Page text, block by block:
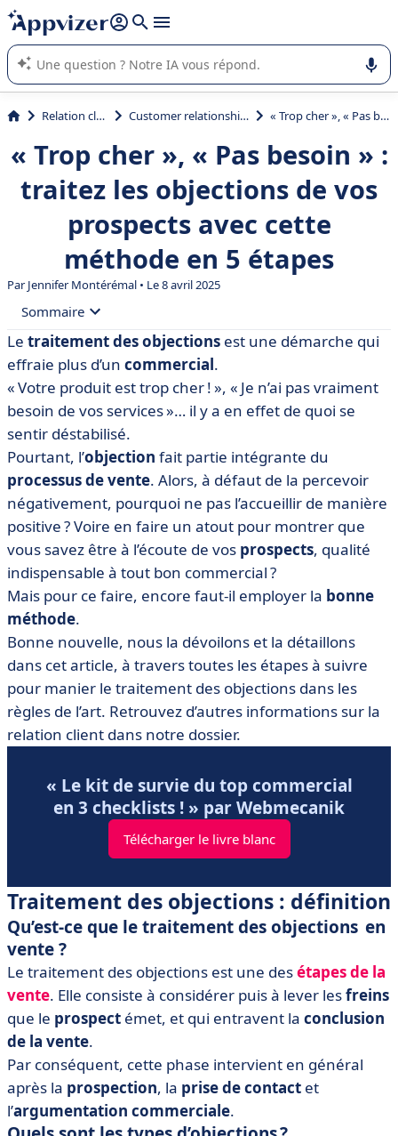
répondre (plusieurs lignes avec
L'IA de Appvizer vous guide dans l'utilisation ou la sélection de
logiciel SaaS en entreprise.
Relation client et vente Customer relationship management (CRM) « Trop cher », « Pas besoin » : traitez les objections de vos prospects avec cette méthode en 5 étapes
« Trop cher », « Pas besoin » :
traitez les objections de vos
prospects avec cette
méthode en 5 étapes
ParJennifer Montérémal • Le 8 avril 2025
Sommaire
• Traitement des objections : définition
• Comment traiter les objections efficacement ?
Le traitement des objections est une démarche qui
effraie plus d’un commercial.
« Votre produit est trop cher ! », « Je n’ai pas vraiment
besoin de vos services »… il y a en effet de quoi se
sentir déstabilisé.
Pourtant, l’objection fait partie intégrante du
processus de vente. Alors, à défaut de la percevoir
négativement, pourquoi ne pas l’accueillir de manière
positive ? Voire en faire un atout pour montrer que
vous savez être à l’écoute de vos prospects, qualité
indispensable à tout bon commercial ?
Mais pour ce faire, encore faut-il employer la bonne
méthode.
Bonne nouvelle, nous la dévoilons et la détaillons
dans cet article, à travers toutes les étapes à suivre
pour manier le traitement des objections dans les
règles de l’art. Retrouvez d’autres informations sur la
relation client dans notre dossier.
« Le kit de survie du top commercial
en 3 checklists ! » par Webmecanik
Télécharger le livre blanc
Traitement des objections : définition
Qu’est-ce que le traitement des objections en
vente ?
Le traitement des objections est une desétapes de la
vente. Elle consiste à considérer puis à lever lesfreins
que le prospect émet, et qui entravent la conclusion
de la vente.
Par conséquent, cette phase intervient en général
après la prospection, la prise de contact et
l’argumentation commerciale.